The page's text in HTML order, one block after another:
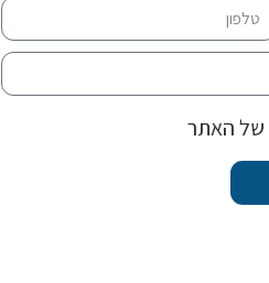
של האתר